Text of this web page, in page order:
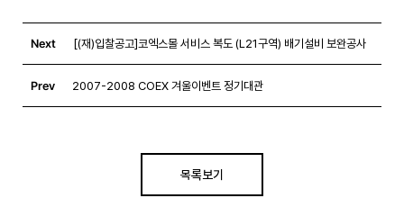
Next [(재)입찰공고]코엑스몰 서비스 복도 (L21구역) 배기설비 보완공사
Prev 2007-2008 COEX 겨울이벤트 정기대관
목록보기